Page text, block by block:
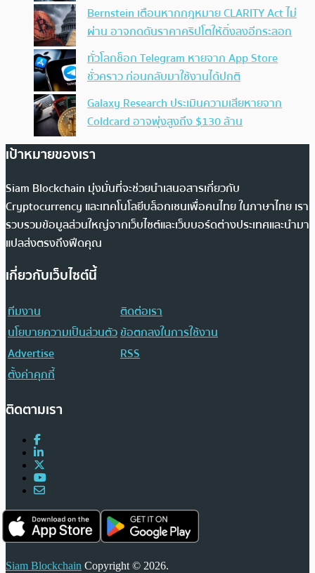
Bernstein เตือนหากกฎหมาย CLARITY Act ไม่
ผ่าน อาจกดดันราคาคริปโตให้ดิ่งลงอีกระลอก
ทั่วโลกช็อก Telegram หายจาก App Store
ชั่วคราว ก่อนกลับมาใช้งานได้ปกติ
Galaxy Research ประเมินความเสียหายจาก
Coldcard อาจพุ่งสูงถึง $130 ล้าน
เป้าหมายของเรา
Siam Blockchain มุ่งมั่นที่จะช่วยนำเสนอสารเกี่ยวกับ
Cryptocurrency และเทคโนโลยีบล็อกเชนเพื่อคนไทย ในภาษาไทย เรา
รวบรวมข้อมูลส่วนใหญ่จากเว็บไซต์และเว็บบอร์ดต่างประเทศและนำมา
แปลส่งตรงถึงฟีดคุณ
เกี่ยวกับเว็บไซต์นี้
ทีมงาน
ติดต่อเรา
นโยบายความเป็นส่วนตัวข้อตกลงในการใช้งาน
Advertise
RSS
ตั้งค่าคุกกี้
ติดตามเรา
Siam Blockchain Copyright © 2026.